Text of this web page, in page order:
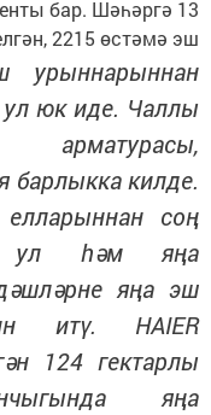
бар. Шәһәргә 13
2215 өстәмә эш
урыннарыннан
ул юк иде. Чаллы
арматурасы,
барлыкка килде.
соң
ул һәм яңа
яңа эш
итү. HAIER
124 гектарлы
яңа